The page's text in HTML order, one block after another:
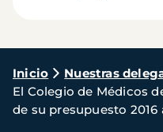
Ruta
de
navegación
Inicio Nuestras
El Colegio de Médicos
de su presupuesto 2016